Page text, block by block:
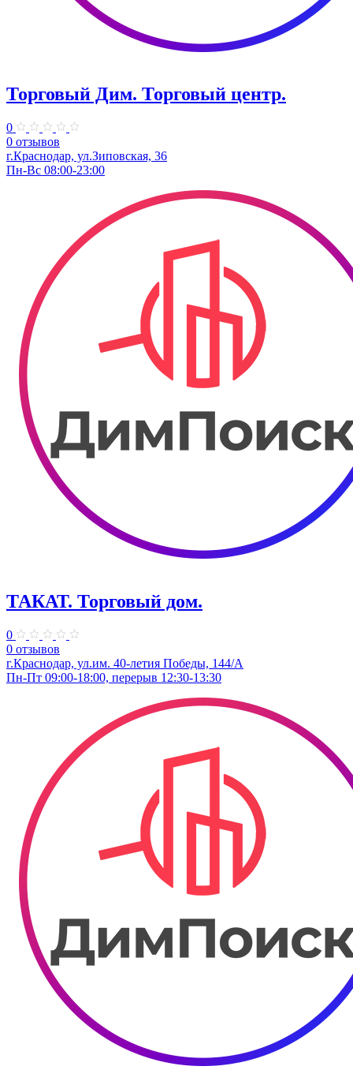
Торговый Дим. ​Торговый центр.
0
0 отзывов
г.Краснодар, ул.​Зиповская, 36
Пн-Вс 08:00-23:00
ТАКАТ. Торговый дом.
0
0 отзывов
г.Краснодар, ул.им. 40-летия Победы, 144/А
Пн-Пт 09:00-18:00, перерыв 12:30-13:30